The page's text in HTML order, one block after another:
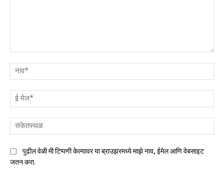
पुढील वेळी मी टिप्पणी केल्यावर या ब्राउझरमध्ये माझे नाव, ईमेल आणि वेबसाइट
जतन करा.